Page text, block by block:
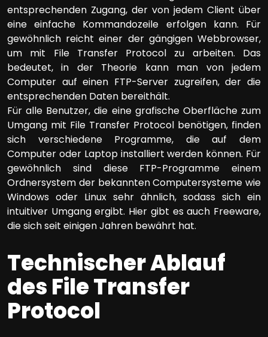
entsprechenden Zugang, der von jedem Client über
eine einfache Kommandozeile erfolgen kann. Für
gewöhnlich reicht einer der gängigen Webbrowser,
um mit File Transfer Protocol zu arbeiten. Das
bedeutet, in der Theorie kann man von jedem
Computer auf einen FTP-Server zugreifen, der die
entsprechenden Daten bereithält.
Für alle Benutzer, die eine grafische Oberfläche zum
Umgang mit File Transfer Protocol benötigen, finden
sich verschiedene Programme, die auf dem
Computer oder Laptop installiert werden können. Für
gewöhnlich sind diese FTP-Programme einem
Ordnersystem der bekannten Computersysteme wie
Windows oder Linux sehr ähnlich, sodass sich ein
intuitiver Umgang ergibt. Hier gibt es auch Freeware,
die sich seit einigen Jahren bewährt hat.
Technischer Ablauf
des File Transfer
Protocol